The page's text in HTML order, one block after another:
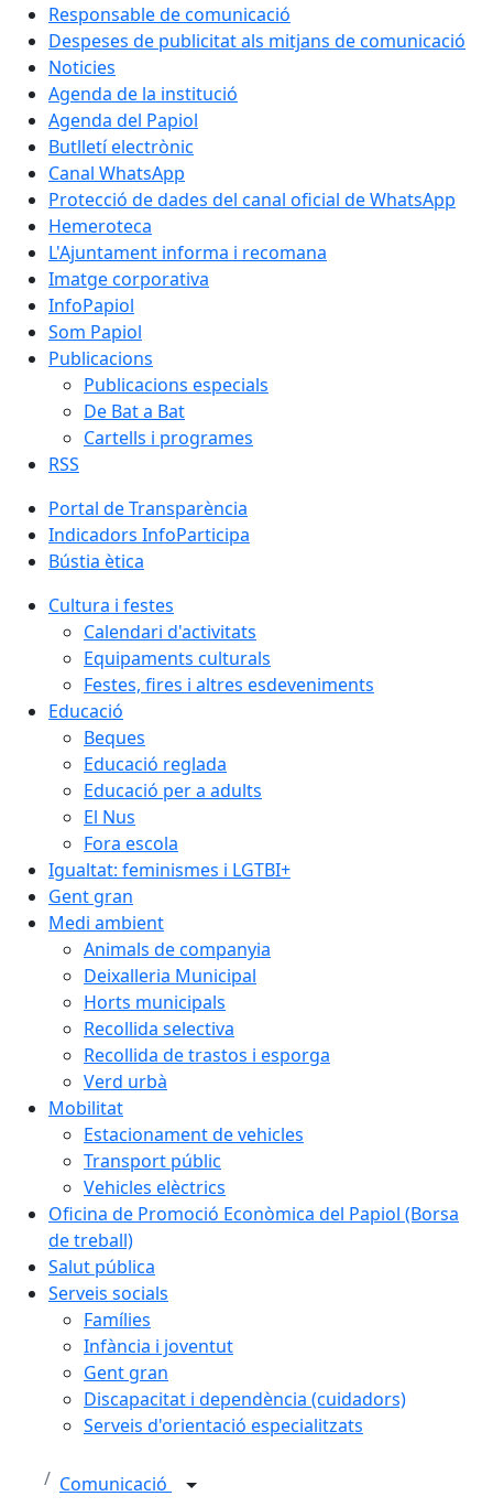
Responsable de comunicació
Despeses de publicitat als mitjans de comunicació
Noticies
Agenda de la institució
Agenda del Papiol
Butlletí electrònic
Canal WhatsApp
Protecció de dades del canal oficial de WhatsApp
Hemeroteca
L'Ajuntament informa i recomana
Imatge corporativa
InfoPapiol
Som Papiol
Publicacions
Publicacions especials
De Bat a Bat
Cartells i programes
RSS
Portal de Transparència
Indicadors InfoParticipa
Bústia ètica
Cultura i festes
Calendari d'activitats
Equipaments culturals
Festes, fires i altres esdeveniments
Educació
Beques
Educació reglada
Educació per a adults
El Nus
Fora escola
Igualtat: feminismes i LGTBI+
Gent gran
Medi ambient
Animals de companyia
Deixalleria Municipal
Horts municipals
Recollida selectiva
Recollida de trastos i esporga
Verd urbà
Mobilitat
Estacionament de vehicles
Transport públic
Vehicles elèctrics
Oficina de Promoció Econòmica del Papiol (Borsa
de treball)
Salut pública
Serveis socials
Famílies
Infància i joventut
Gent gran
Discapacitat i dependència (cuidadors)
Serveis d'orientació especialitzats
Comunicació